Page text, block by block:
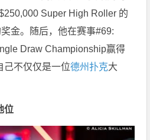
Super High Roller 的
金。随后，他在赛事#69:
Draw Championship赢得
己不仅仅是一位德州扑克大
位